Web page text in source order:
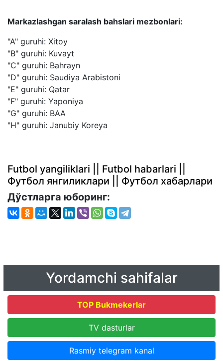
Markazlashgan saralash bahslari mezbonlari:
"A" guruhi: Xitoy
"B" guruhi: Kuvayt
"C" guruhi: Bahrayn
"D" guruhi: Saudiya Arabistoni
"E" guruhi: Qatar
"F" guruhi: Yaponiya
"G" guruhi: BAA
"H" guruhi: Janubiy Koreya
Futbol yangiliklari || Futbol habarlari ||
Футбол янгиликлари || Футбол хабарлари
Дўстларга юборинг:
Yordamchi sahifalar
TOP Bukmekerlar
TV dasturlar
Rasmiy telegram kanal